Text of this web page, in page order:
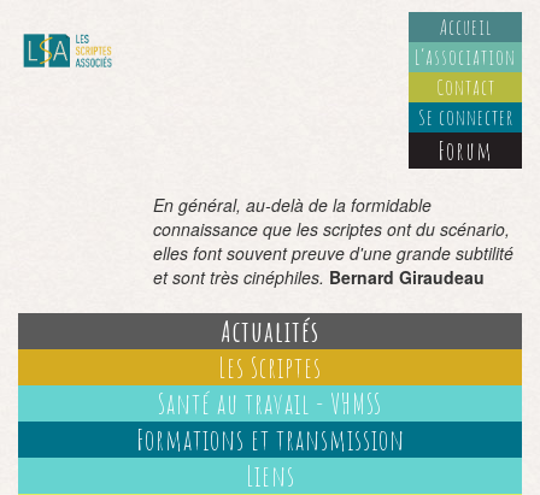
Accueil
L’association
Contact
Se connecter
Forum
En général, au-delà de la formidable
connaissance que les scriptes ont du scénario,
elles font souvent preuve d'une grande subtilité
et sont très cinéphiles. Bernard Giraudeau
Actualités
Les Scriptes
Santé au travail - VHMSS
Formations et transmission
Liens